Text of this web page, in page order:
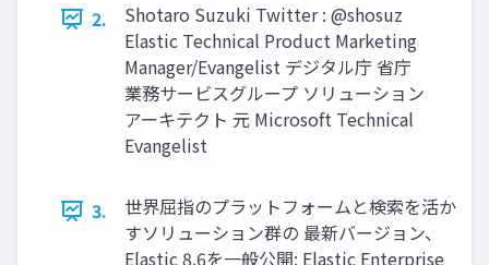
2.
Shotaro Suzuki Twitter : @shosuz
Elastic Technical Product Marketing
Manager/Evangelist デジタル庁 省庁
業務サービスグループ ソリューション
アーキテクト 元 Microsoft Technical
Evangelist
3.
世界屈指のプラットフォームと検索を活か
すソリューション群の 最新バージョン、
Elastic 8.6を⼀般公開: Elastic Enterprise